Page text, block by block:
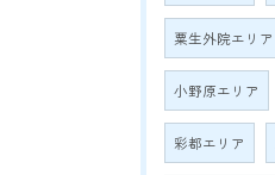
粟生外院エリア
小野原エリア
彩都エリア